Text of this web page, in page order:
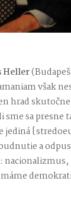
Heller
však
hrad
sa
jediná
a